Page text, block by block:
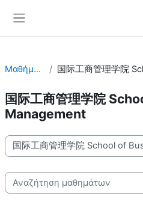
Μαθήματα
国际工商管理学院
Management
Κατηγορίες μαθημάτων
Αναζήτηση μαθημάτων